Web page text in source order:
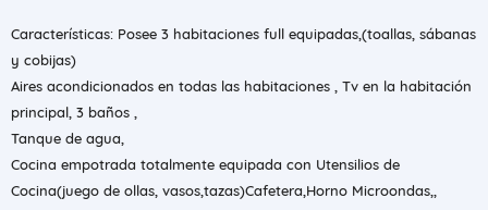
Características: Posee 3 habitaciones full equipadas,(toallas, sábanas
y cobijas)
Aires acondicionados en todas las habitaciones , Tv en la habitación
principal, 3 baños ,
Tanque de agua,
Cocina empotrada totalmente equipada con Utensilios de
Cocina(juego de ollas, vasos,tazas)Cafetera,Horno Microondas,,